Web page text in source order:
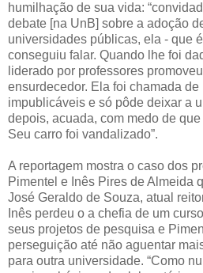
humilhação de sua vida:
debate [na UnB] sobre a adoção
universidades públicas, ela - que
conseguiu falar. Quando lhe foi
liderado por professores
ensurdecedor. Ela foi chamada
impublicáveis e só pôde deixar a
depois, acuada, com medo de
Seu carro foi vandalizado”.
A reportagem mostra o caso dos
Pimentel e Inês Pires de Almeida
José Geraldo de Souza, atual
Inês perdeu o a chefia de um
seus projetos de pesquisa e
perseguição até não aguentar
para outra universidade. “Como